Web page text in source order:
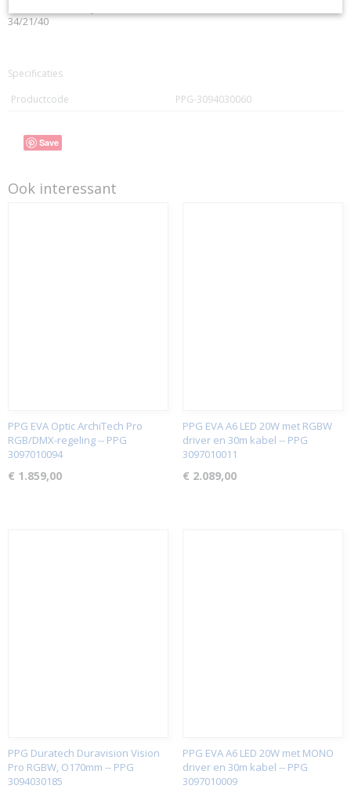
34/21/40
Specificaties
Productcode
PPG-3094030060
Save
Ook interessant
PPG EVA Optic ArchiTech Pro
RGB/DMX-regeling -- PPG
3097010094
€ 1.859,00
PPG EVA A6 LED 20W met RGBW
driver en 30m kabel -- PPG
3097010011
€ 2.089,00
PPG Duratech Duravision Vision
Pro RGBW, O170mm -- PPG
3094030185
PPG EVA A6 LED 20W met MONO
driver en 30m kabel -- PPG
3097010009